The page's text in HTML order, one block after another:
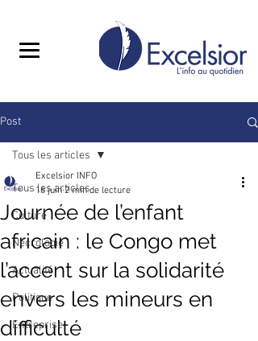
Post
Tous les articles
Culture
Nécrologie
Actualité
Politique
Entreprise
Tous les articles
Journée de l’enfant
africain : le Congo met
l’accent sur la solidarité
envers les mineurs en
difficulté
Excelsior INFO
16 juin 2 min de lecture